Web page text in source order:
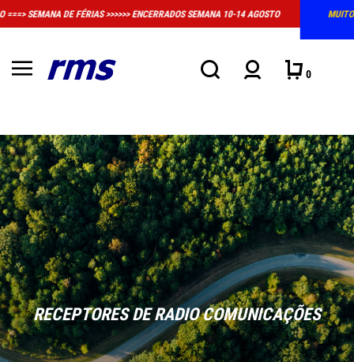
14 AGOSTO
MUITO IMPORTANTE: A LOJA FÍSICA EM MASSAMÁ DEIXOU DE
CONVENCIONAL DE ATENDIMENTO
0
RECEPTORES DE RADIO COMUNICAÇÕES